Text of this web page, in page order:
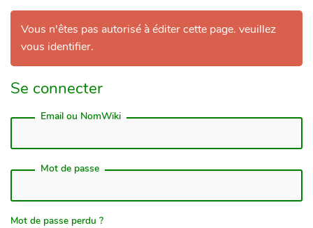
Vous n'êtes pas autorisé à éditer cette page. veuillez
vous identifier.
Se connecter
Email ou NomWiki
Mot de passe
Mot de passe perdu ?